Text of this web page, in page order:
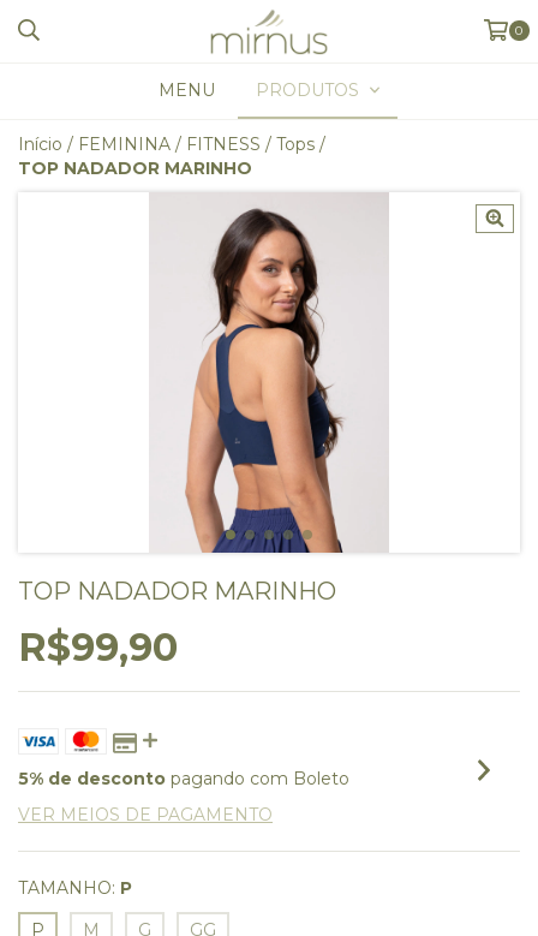
0
MENU PRODUTOS
Início / FEMININA / FITNESS / Tops /
TOP NADADOR MARINHO
TOP NADADOR MARINHO
R$99,90
5% de desconto pagando com Boleto
VER MEIOS DE PAGAMENTO
TAMANHO: P
P
M G GG